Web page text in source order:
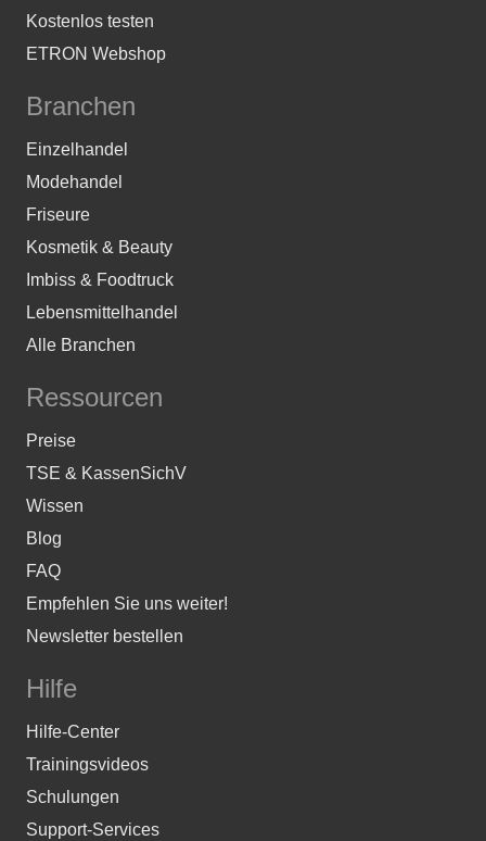
Kostenlos testen
ETRON Webshop
Branchen
Einzelhandel
Modehandel
Friseure
Kosmetik & Beauty
Imbiss & Foodtruck
Lebensmittelhandel
Alle Branchen
Ressourcen
Preise
TSE & KassenSichV
Wissen
Blog
FAQ
Empfehlen Sie uns weiter!
Newsletter bestellen
Hilfe
Hilfe-Center
Trainingsvideos
Schulungen
Support-Services